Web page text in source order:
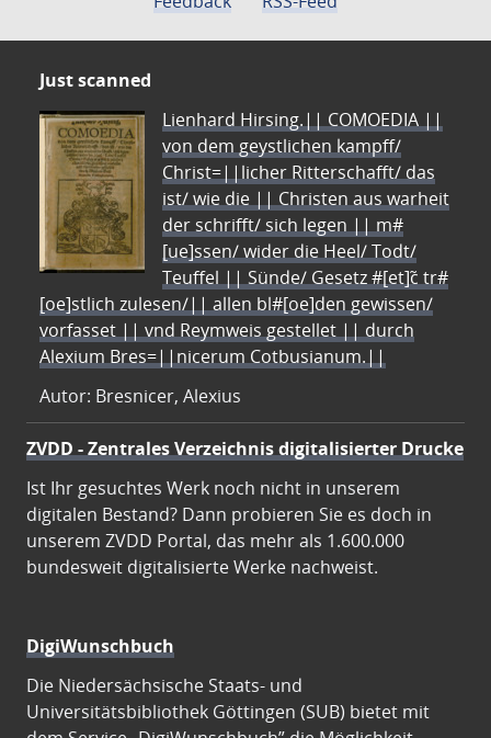
Just scanned
Lienhard Hirsing.|| COMOEDIA ||
von dem geystlichen kampff/
Christ=||licher Ritterschafft/ das
ist/ wie die || Christen aus warheit
der schrifft/ sich legen || m#
[ue]ssen/ wider die Heel/ Todt/
Teuffel || Sünde/ Gesetz #[et]c̃ tr#
[oe]stlich zulesen/|| allen bl#[oe]den gewissen/
vorfasset || vnd Reymweis gestellet || durch
Alexium Bres=||nicerum Cotbusianum.||
Autor: Bresnicer, Alexius
ZVDD - Zentrales Verzeichnis digitalisierter Drucke
Ist Ihr gesuchtes Werk noch nicht in unserem
digitalen Bestand? Dann probieren Sie es doch in
unserem ZVDD Portal, das mehr als 1.600.000
bundesweit digitalisierte Werke nachweist.
DigiWunschbuch
Die Niedersächsische Staats- und
Universitätsbibliothek Göttingen (SUB) bietet mit